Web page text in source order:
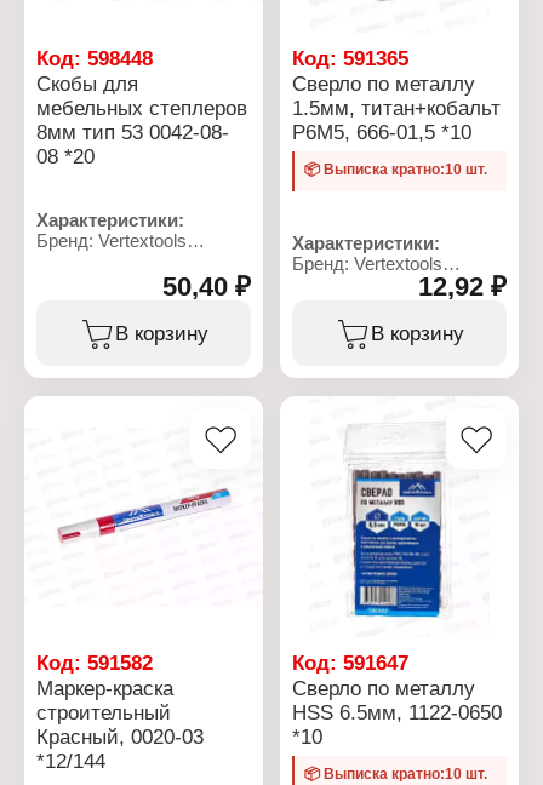
Код: 598448
Скобы для
мебельных степлеров
8мм тип 53 0042-08-
08 *20
Характеристики:
Бренд: Vertextools
Тип товара: Скобы для
мебельных степлеров
Форма: прямоугольные
Особенность:
Высота: 8 мм
Количество: 1000 шт
Упаковка: в коробке
50,40 ₽
В корзину
Код:591365
Сверло по металлу
1.5мм, титан+кобальт
Р6М5, 666-01,5 *10
📦 Выписка кратно:10 шт.
Характеристики:
Бренд: Vertextools
Артикул: 666-01,5
Тип товара: Сверло
Назначение: по металлу
Диаметр: 1,5 мм
Рабочая длина: 15 мм
Форма хвостовика:
цилиндрический
хвостовик
Угол заточки: 118
градусов
12,92 ₽
В корзину
Код: 591582
Маркер-краска
строительный
Красный, 0020-03
*12/144
Код:591647
Сверло по металлу
HSS 6.5мм, 1122-0650
*10
📦 Выписка кратно:10 шт.